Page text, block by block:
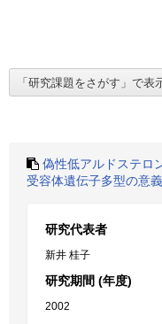
偽性低アルドステロ
受容体遺伝子多型の意義
研究代表者
新井 桂子
研究期間 (年度)
2002